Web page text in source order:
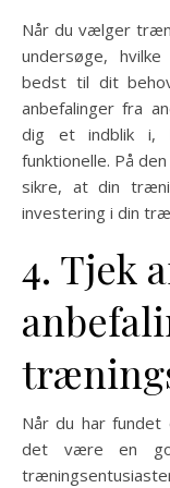
Når du vælger
undersøge,
bedst til dit
anbefalinger fra
dig et indblik i,
funktionelle. På
sikre, at din
investering i din
4. Tjek
Når du har
det være en